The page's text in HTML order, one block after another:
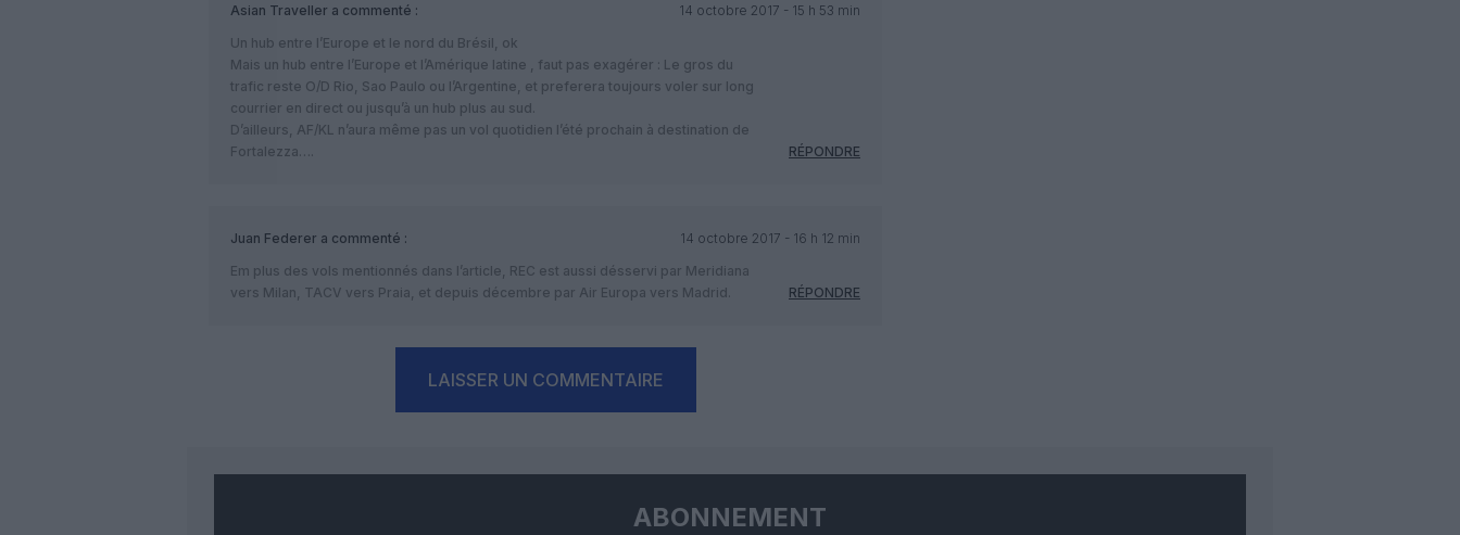
Asian Traveller a commenté :
14 octobre 2017 - 15 h 53 min
Un hub entre l’Europe et le nord du Brésil, ok
Mais un hub entre l’Europe et l’Amérique latine , faut pas exagérer : Le gros du
trafic reste O/D Rio, Sao Paulo ou l’Argentine, et preferera toujours voler sur long
courrier en direct ou jusqu’à un hub plus au sud.
D’ailleurs, AF/KL n’aura même pas un vol quotidien l’été prochain à destination de
Fortalezza….
RÉPONDRE
Juan Federer a commenté :
14 octobre 2017 - 16 h 12 min
Em plus des vols mentionnés dans l’article, REC est aussi désservi par Meridiana
vers Milan, TACV vers Praia, et depuis décembre par Air Europa vers Madrid.
RÉPONDRE
LAISSER UN COMMENTAIRE
ABONNEMENT